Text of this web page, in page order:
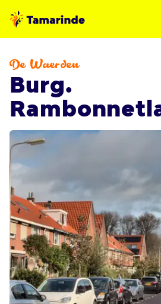
De Waerden
Burg.